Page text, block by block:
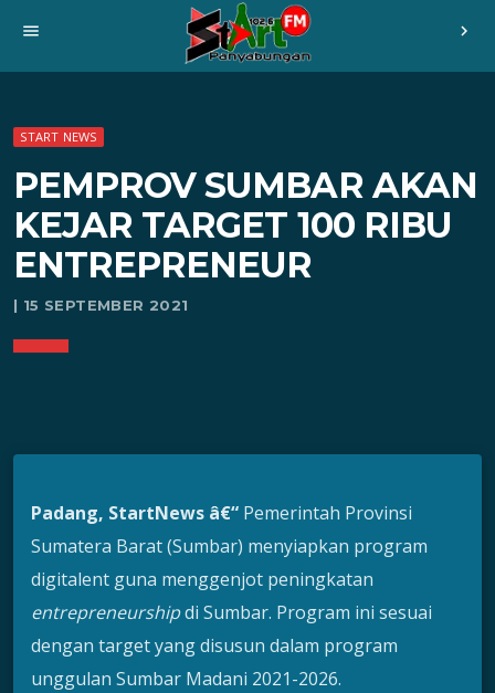
menu chevron_right
START NEWS
PEMPROV SUMBAR AKAN
KEJAR TARGET 100 RIBU
ENTREPRENEUR
| 15 SEPTEMBER 2021
Padang, StartNews â€“ Pemerintah Provinsi
Sumatera Barat (Sumbar) menyiapkan program
digitalent guna menggenjot peningkatan
entrepreneurshipdi Sumbar. Program ini sesuai
dengan target yang disusun dalam program
unggulan Sumbar Madani 2021-2026.